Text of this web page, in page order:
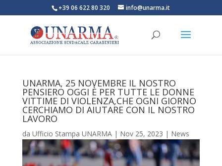
+39 06 622 80 320 info@unarma.it
UNARMA, 25 NOVEMBRE IL NOSTRO
PENSIERO OGGI È PER TUTTE LE DONNE
VITTIME DI VIOLENZA,CHE OGNI GIORNO
CERCHIAMO DI AIUTARE CON IL NOSTRO
LAVORO
da Ufficio Stampa UNARMA| Nov 25, 2023 | News